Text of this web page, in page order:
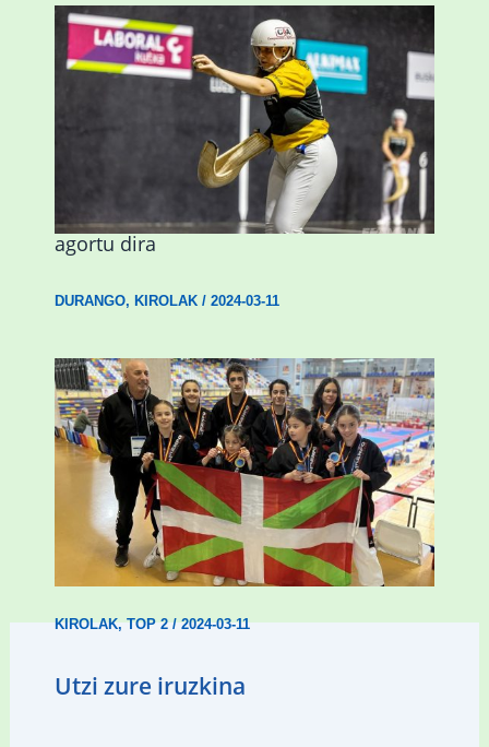
Astelehenean Durangon jokatuko den
emakumezkoen zesta finaleko sarrerak
agortu dira
DURANGO, KIROLAK/ 2024-03-11
Wadokan garaile Espainiako txapelketan
14 dominarekin
KIROLAK,TOP 2/2024-03-11
Utzi zure iruzkina